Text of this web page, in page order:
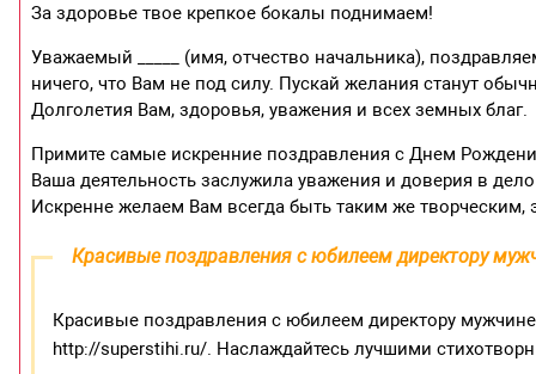
За здоровье твое крепкое бокалы поднимаем!
Уважаемый _____ (имя, отчество начальника),
ничего, что Вам не под силу. Пускай желания станут
Долголетия Вам, здоровья, уважения и всех земных благ.
Примите самые искренние поздравления с Днем
Ваша деятельность заслужила уважения и доверия в
Искренне желаем Вам всегда быть таким же
Красивые поздравления с юбилеем директору
Красивые поздравления с юбилеем директору
http://superstihi.ru/. Наслаждайтесь лучшими